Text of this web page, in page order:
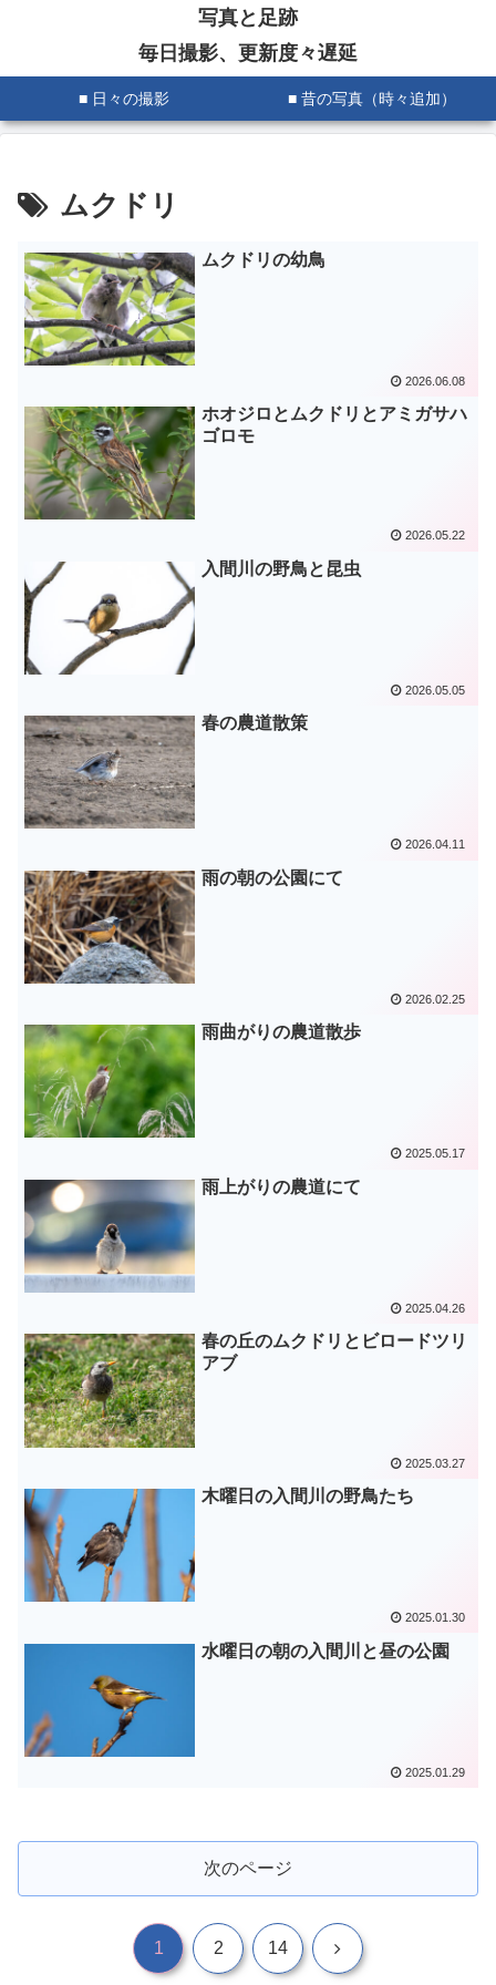
写真と足跡
毎日撮影、更新度々遅延
■ 日々の撮影 ■ 昔の写真（時々追加）
ムクドリ
ムクドリの幼鳥
2026.06.08
ホオジロとムクドリとアミガサハ
ゴロモ
2026.05.22
入間川の野鳥と昆虫
2026.05.05
春の農道散策
2026.04.11
雨の朝の公園にて
2026.02.25
雨曲がりの農道散歩
2025.05.17
雨上がりの農道にて
2025.04.26
春の丘のムクドリとビロードツリ
アブ
2025.03.27
木曜日の入間川の野鳥たち
2025.01.30
水曜日の朝の入間川と昼の公園
2025.01.29
次のページ
1 2 14 次